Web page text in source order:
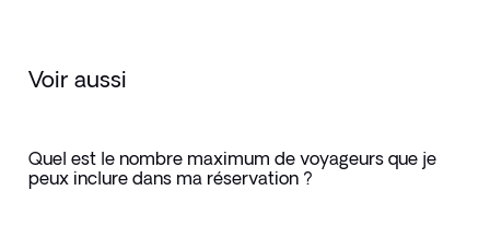
Voir aussi
Quel est le nombre maximum de voyageurs que je
peux inclure dans ma réservation ?